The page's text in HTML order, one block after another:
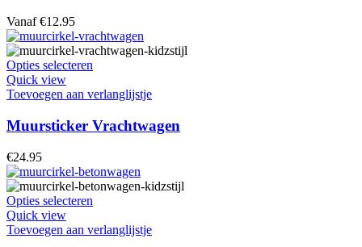
worden
op
de
Vanaf €12.95
Opties selecteren
heeft
variaties.
Deze
kan
gekozen
worden
op
de
productpagina
Quick view
Toevoegen aan verlanglijstje
Muursticker Vrachtwagen
€24.95
Opties selecteren
heeft
Quick view
Toevoegen aan verlanglijstje